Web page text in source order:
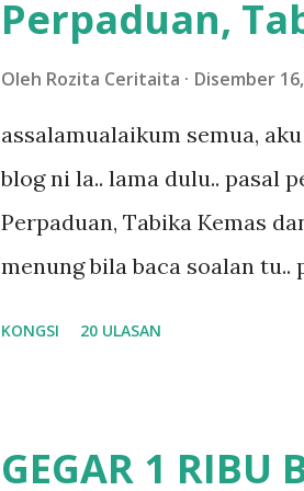
kereta tu biasalah kan kami
sampai masuk dalam... dan
Perpaduan,
Oleh Rozita Ceritaita Disember
assalamualaikum semua,
blog ni la.. lama dulu.. pasal
Perpaduan, Tabika Kemas
menung bila baca soalan
sapa pun masa tu.. bila
KONGSI 20 ULASAN
GEGAR 1 RIBU